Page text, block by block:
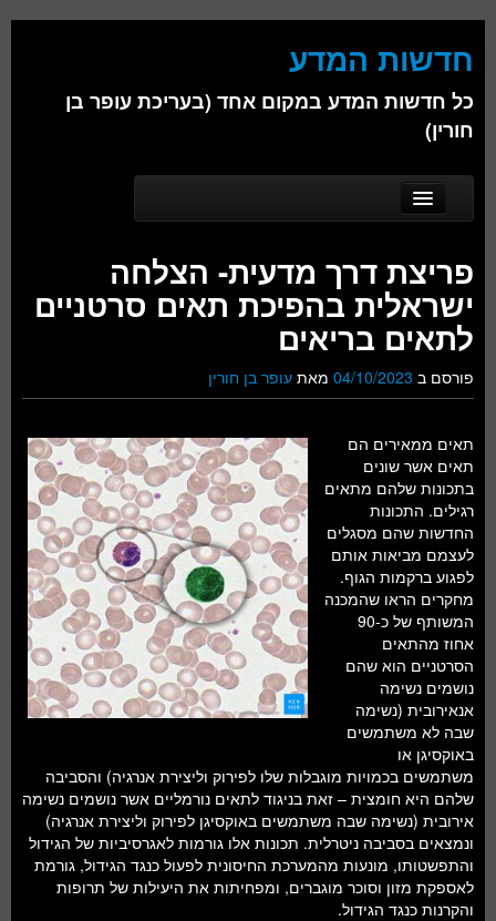
חדשות המדע
כל חדשות המדע במקום אחד (בעריכת עופר בן
חורין)
Main menu
Skip to primary content
Skip to secondary content
אודות
ביולוגיה
כימיה
חברה
חלל ומדעי כדור הארץ
עתידנות
סקירות ספרים
טעימות מדע
פריצת דרך מדעית- הצלחה
ישראלית בהפיכת תאים סרטניים
לתאים בריאים
פורסם ב 04/10/2023 מאת עופר בן חורין
תאים ממאירים הם
תאים אשר שונים
בתכונות שלהם מתאים
רגילים. התכונות
החדשות שהם מסגלים
לעצמם מביאות אותם
לפגוע ברקמות הגוף.
מחקרים הראו שהמכנה
המשותף של כ-90
אחוז מהתאים
הסרטניים הוא שהם
נושמים נשימה
אנאירובית (נשימה
שבה לא משתמשים
באוקסיגן או
משתמשים בכמויות מוגבלות שלו לפירוק וליצירת אנרגיה) והסביבה
שלהם היא חומצית – זאת בניגוד לתאים נורמליים אשר נושמים נשימה
אירובית (נשימה שבה משתמשים באוקסיגן לפירוק וליצירת אנרגיה)
ונמצאים בסביבה ניטרלית. תכונות אלו גורמות לאגרסיביות של הגידול
והתפשטותו, מונעות מהמערכת החיסונית לפעול כנגד הגידול, גורמת
לאספקת מזון וסוכר מוגברים, ומפחיתות את היעילות של תרופות
והקרנות כנגד הגידול.